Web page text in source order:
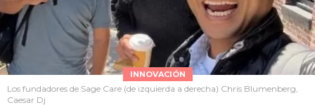
INNOVACIÓN
Los fundadores de Sage Care (de izquierda a derecha) Chris Blumenberg,
Caesar Dj